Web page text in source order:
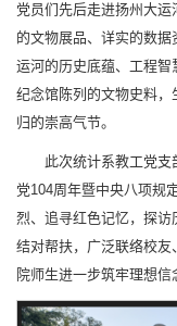
党员们先后走进扬州大
的文物展品、详实的数
运河的历史底蕴、工程
纪念馆陈列的文物史料，
归的崇高气节。
此次统计系教工党
党104周年暨中央八项规
烈、追寻红色记忆，探
结对帮扶，广泛联络校友
院师生进一步筑牢理想信